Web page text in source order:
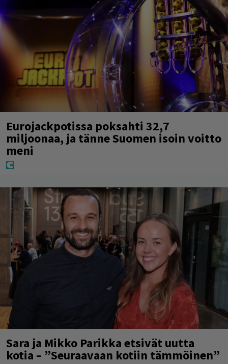
Eurojackpotissa poksahti 32,7
miljoonaa, ja tänne Suomen isoin voitto
meni
Sara ja Mikko Parikka etsivät uutta
kotia – ”Seuraavaan kotiin tämmöinen”